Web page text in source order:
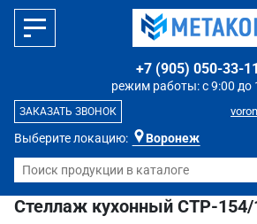
Выберите локацию: Воронеж
режим работы: с 9:00 до
+7 (905) 050-33-11
ЗАКАЗАТЬ ЗВОНОК
Стеллаж кухонный СТР-154/